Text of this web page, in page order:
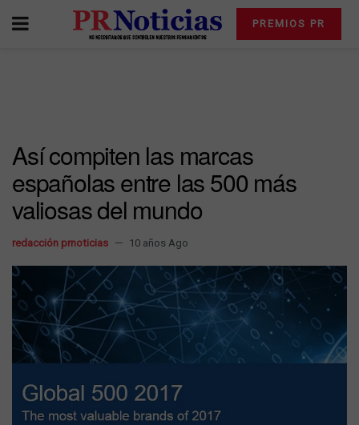
PREMIOS PR
Así compiten las marcas
españolas entre las 500 más
valiosas del mundo
redacción prnoticias 10 años Ago